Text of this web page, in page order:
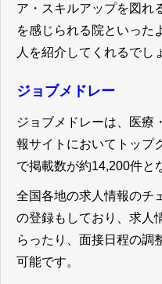
ア・スキルアップを図れ
を感じられる院といった
人を紹介してくれるでし
ジョブメドレー
ジョブメドレーは、医療
報サイトにおいてトップ
で掲載数が約14,200件と
全国各地の求人情報のチ
の登録もしており、求人
らったり、面接日程の調
可能です。